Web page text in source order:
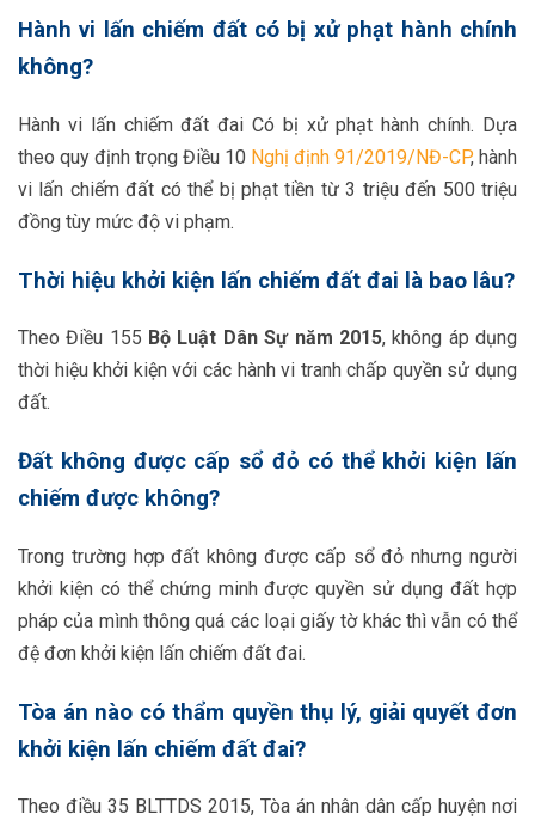
Hành vi lấn chiếm đất có bị xử phạt hành chính
không?
Hành vi lấn chiếm đất đai Có bị xử phạt hành chính. Dựa
theo quy định trọng Điều 10 Nghị định 91/2019/NĐ-CP, hành
vi lấn chiếm đất có thể bị phạt tiền từ 3 triệu đến 500 triệu
đồng tùy mức độ vi phạm.
Thời hiệu khởi kiện lấn chiếm đất đai là bao lâu?
Theo Điều 155 Bộ Luật Dân Sự năm 2015, không áp dụng
thời hiệu khởi kiện với các hành vi tranh chấp quyền sử dụng
đất.
Đất không được cấp sổ đỏ có thể khởi kiện lấn
chiếm được không?
Trong trường hợp đất không được cấp sổ đỏ nhưng người
khởi kiện có thể chứng minh được quyền sử dụng đất hợp
pháp của mình thông quá các loại giấy tờ khác thì vẫn có thể
đệ đơn khởi kiện lấn chiếm đất đai.
Tòa án nào có thẩm quyền thụ lý, giải quyết đơn
khởi kiện lấn chiếm đất đai?
Theo điều 35 BLTTDS 2015, Tòa án nhân dân cấp huyện nơi